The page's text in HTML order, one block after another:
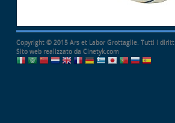
Copyright © 2015 Ars et Labor Grottaglie. Tutti i
Sito web realizzato da Cinetyk.com